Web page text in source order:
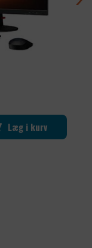
Læg i kurv